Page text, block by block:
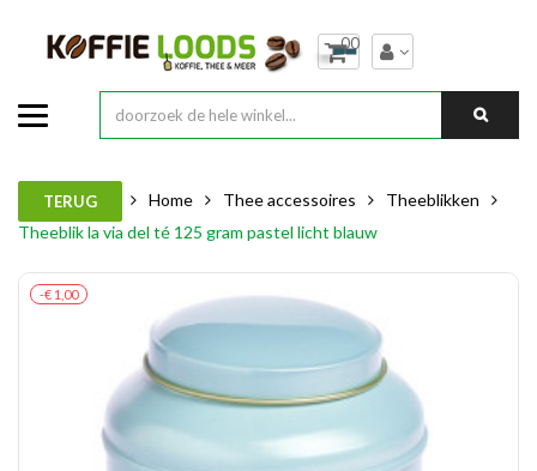
00
TERUG Home Thee accessoires
Theeblikken
Theeblik la via del té 125 gram pastel licht blauw
-€ 1,00